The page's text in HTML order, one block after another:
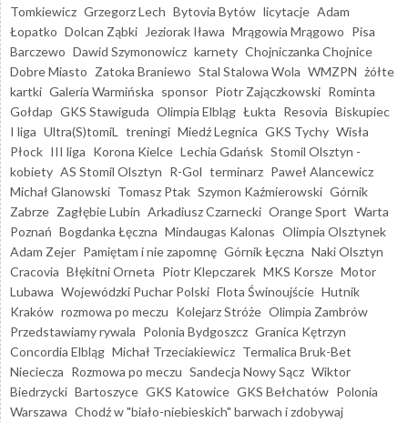
Tomkiewicz Grzegorz Lech Bytovia Bytów licytacje Adam
Łopatko Dolcan Ząbki Jeziorak Iława Mrągowia Mrągowo Pisa
Barczewo Dawid Szymonowicz karnety Chojniczanka Chojnice
Dobre Miasto Zatoka Braniewo Stal Stalowa Wola WMZPN żółte
kartki Galeria Warmińska sponsor Piotr Zajączkowski Rominta
Gołdap GKS Stawiguda Olimpia Elbląg Łukta Resovia Biskupiec
I liga Ultra(S)tomiL treningi Miedź Legnica GKS Tychy Wisła
Płock III liga Korona Kielce Lechia Gdańsk Stomil Olsztyn -
kobiety AS Stomil Olsztyn R-Gol terminarz Paweł Alancewicz
Michał Glanowski Tomasz Ptak Szymon Kaźmierowski Górnik
Zabrze Zagłębie Lubin Arkadiusz Czarnecki Orange Sport Warta
Poznań Bogdanka Łęczna Mindaugas Kalonas Olimpia Olsztynek
Adam Zejer Pamiętam i nie zapomnę Górnik Łęczna Naki Olsztyn
Cracovia Błękitni Orneta Piotr Klepczarek MKS Korsze Motor
Lubawa Wojewódzki Puchar Polski Flota Świnoujście Hutnik
Kraków rozmowa po meczu Kolejarz Stróże Olimpia Zambrów
Przedstawiamy rywala Polonia Bydgoszcz Granica Kętrzyn
Concordia Elbląg Michał Trzeciakiewicz Termalica Bruk-Bet
Nieciecza Rozmowa po meczu Sandecja Nowy Sącz Wiktor
Biedrzycki Bartoszyce GKS Katowice GKS Bełchatów Polonia
Warszawa Chodź w "biało-niebieskich" barwach i zdobywaj